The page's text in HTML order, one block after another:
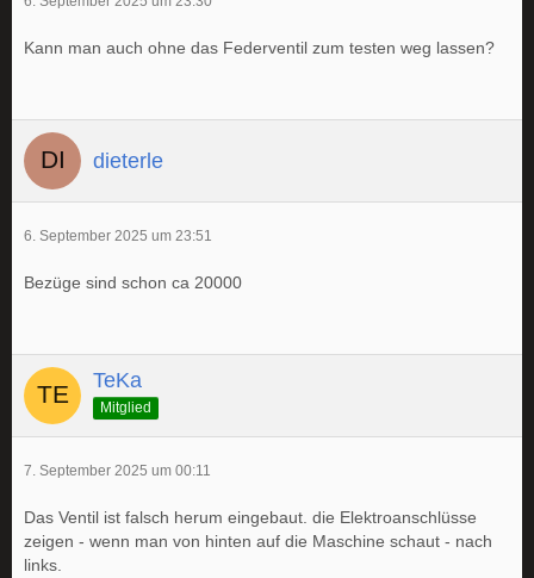
Kann man auch ohne das Federventil zum testen weg lassen?
dieterle
6. September 2025 um 23:51
Bezüge sind schon ca 20000
TeKa
Mitglied
7. September 2025 um 00:11
Das Ventil ist falsch herum eingebaut. die Elektroanschlüsse
zeigen - wenn man von hinten auf die Maschine schaut - nach
links.